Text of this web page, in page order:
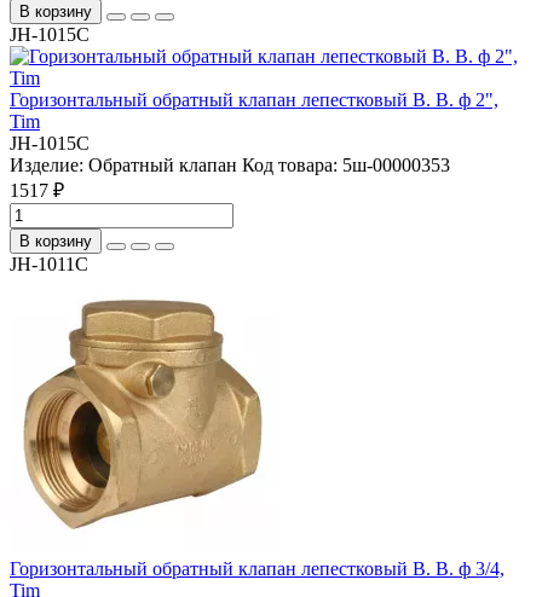
В корзину
JH-1015C
Горизонтальный обратный клапан лепестковый В. В. ф 2",
Tim
JH-1015C
Изделие: Обратный клапан Код товара: 5ш-00000353
1517 ₽
В корзину
JH-1011C
Горизонтальный обратный клапан лепестковый В. В. ф 3/4,
Tim